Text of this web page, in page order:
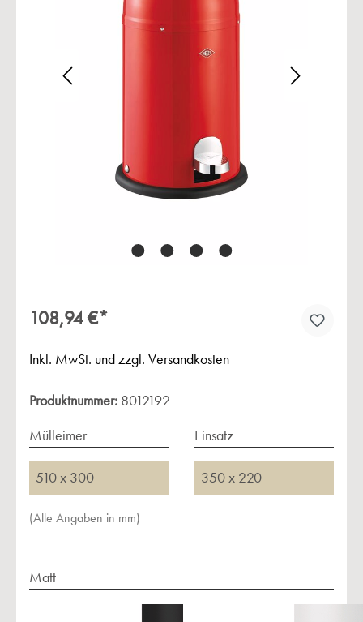
Bildergalerie überspringen
108,94 €*
Inkl. MwSt. und zzgl. Versandkosten
Produktnummer: 8012192
Mülleimer
510 x 300
Einsatz
350 x 220
(Alle Angaben in mm)
Matt